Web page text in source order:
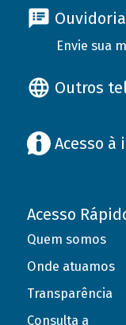
Ouvidoria
Envie sua
Outros
Acesso à
Acesso
Quem somos
Onde atuamos
Transparência
Consulta a